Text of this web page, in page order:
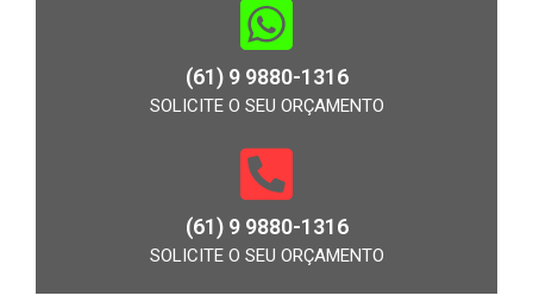
(61) 9 9880-1316
SOLICITE O SEU ORÇAMENTO
(61) 9 9880-1316
SOLICITE O SEU ORÇAMENTO